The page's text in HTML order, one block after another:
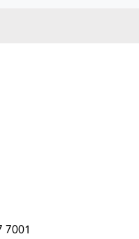
7001
našim partnerom
sieťach tretích strán.